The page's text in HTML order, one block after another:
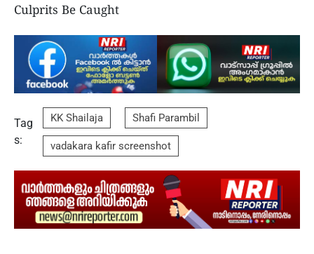
Culprits Be Caught
Tag
s:
KK Shailaja Shafi Parambil
vadakara kafir screenshot